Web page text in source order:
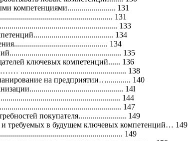
компетенциями........................ 131
131
133
134
134
135
ключевых компетенций...... 136
..................................................... 138
на предприятии…............ 140
14l
144
147
покупателя........................ 149
требуемых в будущем ключевых компетенций… 149
149